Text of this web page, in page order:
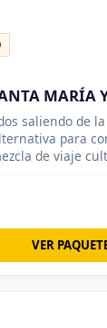
MARÍA
saliendo de
para
de viaje
VER